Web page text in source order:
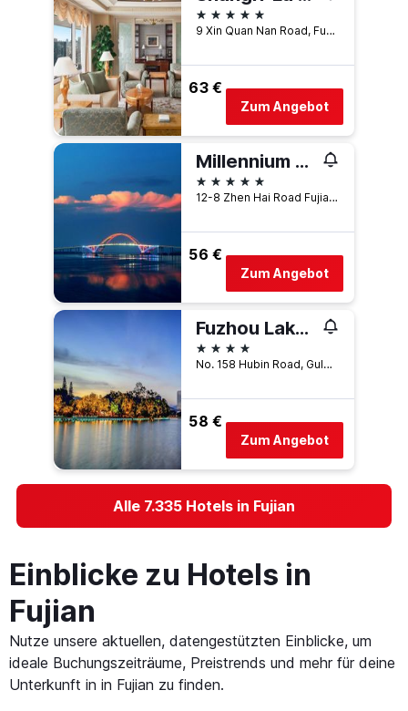
5 Sterne
9 Xin Quan Nan Road, Fuzhou, China
63 €
Zum Angebot
Millennium Harbourview Hotel Xiamen
5 Sterne
12-8 Zhen Hai Road Fujian, Xiamen, China
56 €
Zum Angebot
Fuzhou Lakeside Hotel
4 Sterne
No. 158 Hubin Road, Gulou District, Fuzhou, China
58 €
Zum Angebot
Alle 7.335 Hotels in Fujian
Einblicke zu Hotels in
Fujian
Nutze unsere aktuellen, datengestützten Einblicke, um
ideale Buchungszeiträume, Preistrends und mehr für deine
Unterkunft in in Fujian zu finden.